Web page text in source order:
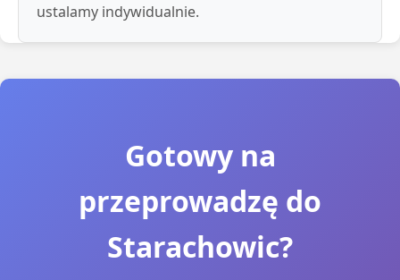
ustalamy indywidualnie.
Gotowy na
przeprowadzę do
Starachowic?